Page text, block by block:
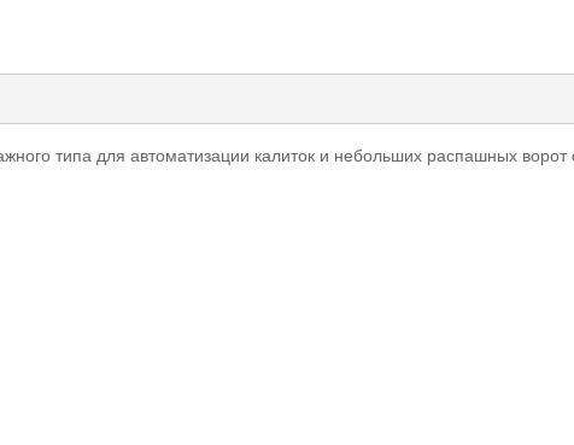
типа для автоматизации калиток и небольших распашных